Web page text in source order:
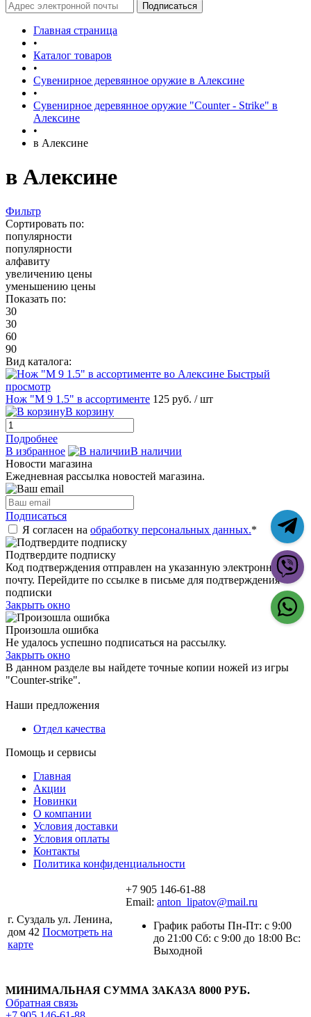
Главная страница
•
Каталог товаров
•
Сувенирное деревянное оружие в Алексине
•
Сувенирное деревянное оружие "Counter - Strike" в
Алексине
•
в Алексине
в Алексине
Фильтр
Сортировать по:
популярности
популярности
алфавиту
увеличению цены
уменьшению цены
Показать по:
30
30
60
90
Вид каталога:
Быстрый
просмотр
Нож "М 9 1.5" в ассортименте 125 руб. / шт
В корзину
Подробнее
В избранное
В наличии
Новости магазина
Ежедневная рассылка новостей магазина.
Подписаться
Я согласен на обработку персональных данных.*
Подтвердите подписку
Код подтверждения отправлен на указанную электронную
почту. Перейдите по ссылке в письме для подтверждения
подписки
Закрыть окно
Произошла ошибка
Не удалось успешно подписаться на рассылку.
Закрыть окно
В данном разделе вы найдете точные копии ножей из игры
"Counter-strike".
Наши предложения
Отдел качества
Помощь и сервисы
Главная
Акции
Новинки
О компании
Условия доставки
Условия оплаты
Контакты
Политика конфиденциальности
г. Суздаль ул. Ленина,
дом 42 Посмотреть на
карте
+7 905 146-61-88
Email: anton_lipatov@mail.ru
График работы Пн-Пт: с 9:00
до 21:00 Сб: с 9:00 до 18:00 Вс:
Выходной
МИНИМАЛЬНАЯ СУММА ЗАКАЗА 8000 РУБ.
Обратная связь